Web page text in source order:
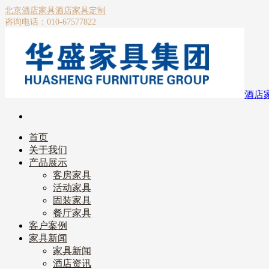
北京酒店家具酒店家具定制
咨询电话：010-67577822
酒店
首页
关于我们
产品展示
客房家具
活动家具
固装家具
餐厅家具
客户案例
家具新闻
家具新闻
酒店资讯